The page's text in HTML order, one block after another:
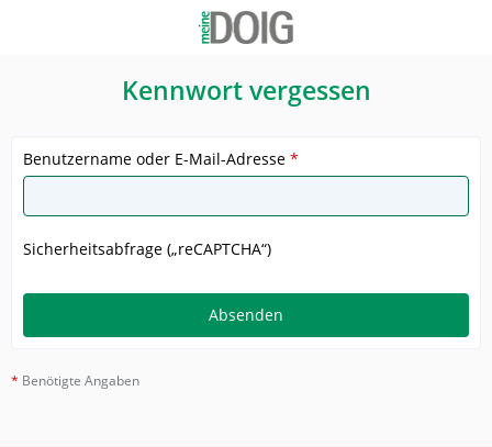
Kennwort vergessen
Benutzername oder E-Mail-Adresse *
Sicherheitsabfrage („reCAPTCHA“)
* Benötigte Angaben